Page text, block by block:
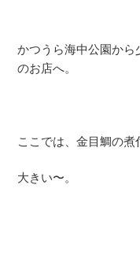
かつうら海中公園か
のお店へ。
ここでは、金目鯛の煮
大きい〜。